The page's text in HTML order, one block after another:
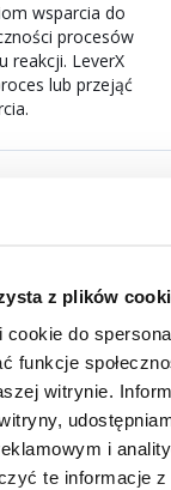
z plików
do
funkcje
witrynie.
i
te informacje
wsparcia do
procesów
reakcji. LeverX
lub przejąć
L1
od użytkowników
i priorytetyzacja
do kolejnych